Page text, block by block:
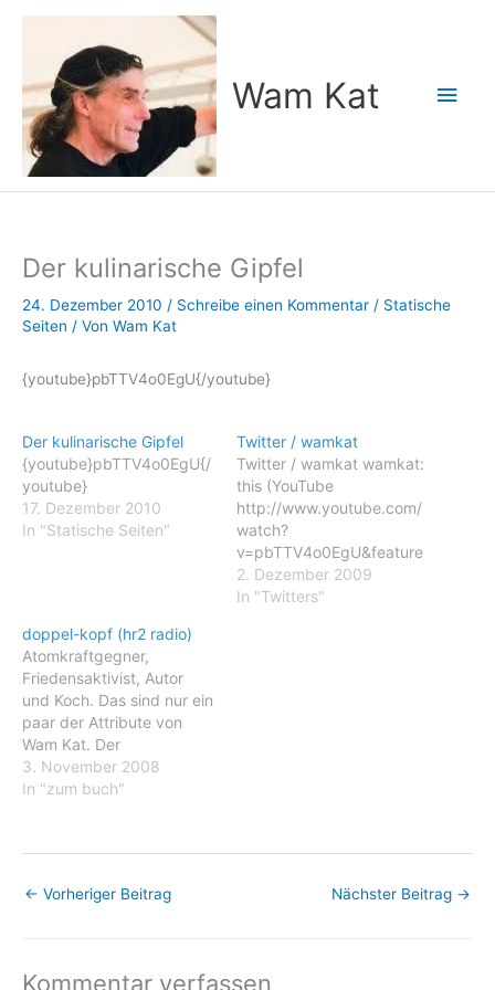
Wam Kat
Der kulinarische Gipfel
24. Dezember 2010 / Schreibe einen Kommentar / Statische
Seiten / Von Wam Kat
{youtube}pbTTV4o0EgU{/youtube}
Der kulinarische Gipfel
{youtube}pbTTV4o0EgU{/
youtube}
17. Dezember 2010
In "Statische Seiten"
Twitter / wamkat
Twitter / wamkat wamkat:
this (YouTube
http://www.youtube.com/
watch?
v=pbTTV4o0EgU&feature
=autoshare_twitter)
wamkat: Come on those
2. Dezember 2009
In "Twitters"
doppel-kopf (hr2 radio)
Atomkraftgegner,
Friedensaktivist, Autor
und Koch. Das sind nur ein
paar der Attribute von
Wam Kat. Der
Niederländer ist überall
dort politisch und
und
oder für die
3. November 2008
In "zum buch"
← Vorheriger Beitrag Nächster Beitrag →
Kommentar verfassen